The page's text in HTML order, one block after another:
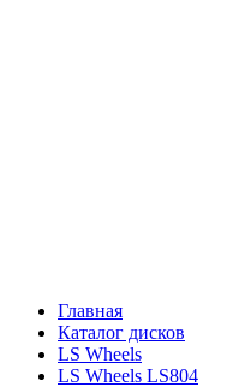
Главная
Каталог дисков
LS Wheels
LS Wheels LS804